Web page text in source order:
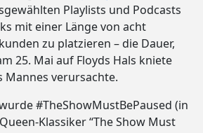
Playlists und Podcasts
mit einer Länge von acht
zu platzieren – die Dauer,
25. Mai auf Floyds Hals kniete
Mannes verursachte.
#TheShowMustBePaused (in
Klassiker “The Show Must